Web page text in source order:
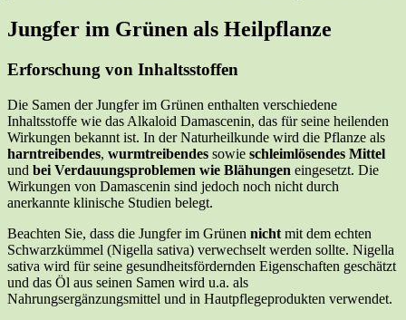
Jungfer im Grünen als Heilpflanze
Erforschung von Inhaltsstoffen
Die Samen der Jungfer im Grünen enthalten verschiedene
Inhaltsstoffe wie das Alkaloid Damascenin, das für seine heilenden
Wirkungen bekannt ist. In der Naturheilkunde wird die Pflanze als
harntreibendes, wurmtreibendes sowie schleimlösendes Mittel
und bei Verdauungsproblemen wie Blähungen eingesetzt. Die
Wirkungen von Damascenin sind jedoch noch nicht durch
anerkannte klinische Studien belegt.
Beachten Sie, dass die Jungfer im Grünen nicht mit dem echten
Schwarzkümmel (Nigella sativa) verwechselt werden sollte. Nigella
sativa wird für seine gesundheitsfördernden Eigenschaften geschätzt
und das Öl aus seinen Samen wird u.a. als
Nahrungsergänzungsmittel und in Hautpflegeprodukten verwendet.